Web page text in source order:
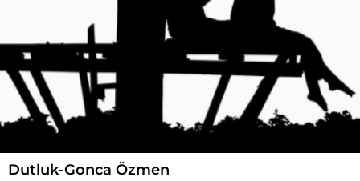
i
i
Dutluk-Gonca Özmen